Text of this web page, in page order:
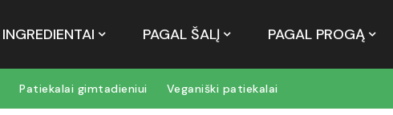
INGREDIENTAI PAGAL ŠALĮ PAGAL PROGĄ
Patiekalai gimtadieniui Veganiški patiekalai